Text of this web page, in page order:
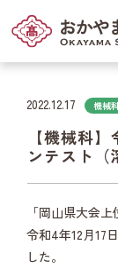
2022.12.17 機械
【機械科
ンテスト（
「岡山県大会
令和4年12月17
した。